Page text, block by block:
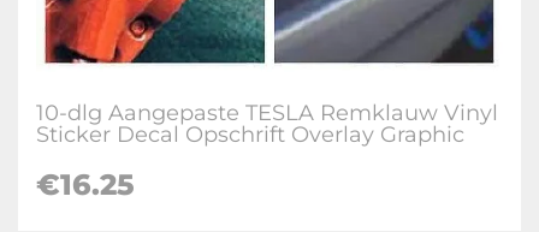
10-dlg Aangepaste TESLA Remklauw Vinyl
Sticker Decal Opschrift Overlay Graphic
€16.25